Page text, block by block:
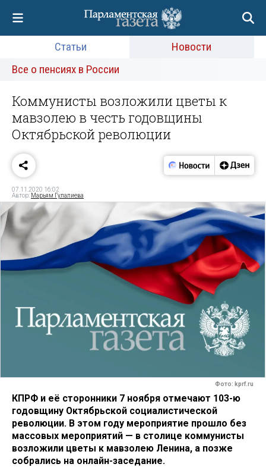
Статьи
Новости
Все о пенсиях в России
Коммунисты возложили цветы к
мавзолею в честь годовщины
Октябрьской революции
07.11.2020 16:02
Автор: Марьям Гулалиева
Фото: kprf.ru
КПРФ и её сторонники 7 ноября отмечают 103-ю
годовщину Октябрьской социалистической
революции. В этом году мероприятие прошло без
массовых мероприятий — в столице коммунисты
возложили цветы к мавзолею Ленина, а позже
собрались на онлайн-заседание.